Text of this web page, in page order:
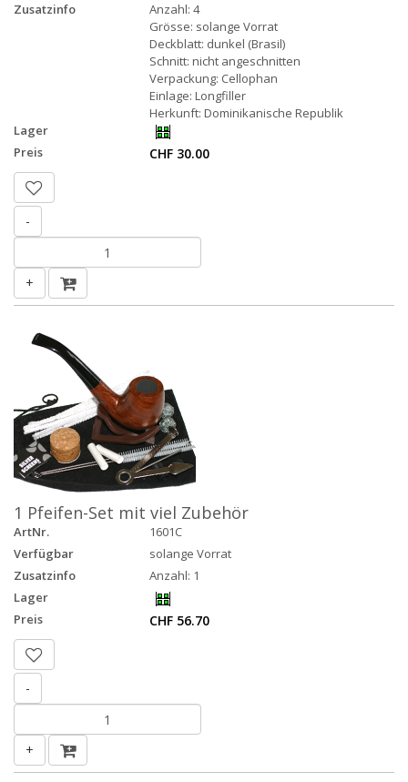
Zusatzinfo
Anzahl: 4
Grösse: solange Vorrat
Deckblatt: dunkel (Brasil)
Schnitt: nicht angeschnitten
Verpackung: Cellophan
Einlage: Longfiller
Herkunft: Dominikanische Republik
Lager
Preis
CHF 30.00
-
+
1 Pfeifen-Set mit viel Zubehör
ArtNr.
1601C
Verfügbar
solange Vorrat
Zusatzinfo
Anzahl: 1
Lager
Preis
CHF 56.70
-
+